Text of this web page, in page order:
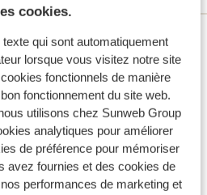
cookies.
qui sont automatiquement
lorsque vous visitez notre site
fonctionnels de manière
fonctionnement du site web.
utilisons chez Sunweb Group
analytiques pour améliorer
de préférence pour mémoriser
avez fournies et des cookies de
performances de marketing et
les 92 avis
sur la carte